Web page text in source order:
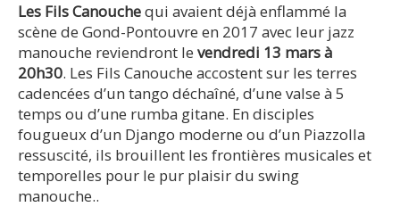
Les Fils Canouchequi avaient déjà enflammé la
scène de Gond-Pontouvre en 2017 avec leur jazz
manouche reviendront le vendredi 13 mars à
20h30. Les Fils Canouche accostent sur les terres
cadencées d’un tango déchaîné, d’une valse à 5
temps ou d’une rumba gitane. En disciples
fougueux d’un Django moderne ou d’un Piazzolla
ressuscité, ils brouillent les frontières musicales et
temporelles pour le pur plaisir du swing
manouche..